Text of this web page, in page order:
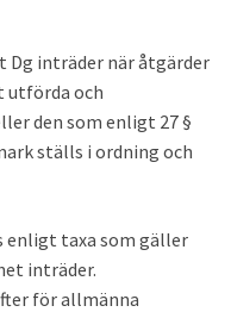
Dg inträder när åtgärder
utförda och
den som enligt 27 §
ställs i ordning och
enligt taxa som gäller
inträder.
för allmänna